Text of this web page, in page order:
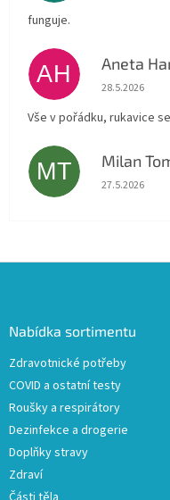
funguje.
AH Aneta
Hodnocení
28.5.2026
Vše v pořádku, rukavice
MT Milan
Hodnocení
27.5.2026
Nabídka sortimentu
Zdravotnické potřeby
COVID a ostatní testy
Roušky a respirátory
Dezinfekce a drogerie
Doplňky stravy
Zdraví